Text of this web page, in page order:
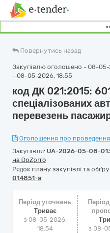
Повернутись назад
Закупівлю оголошено - 08-05-
- 08-05-2026, 18:55
код ДК 021:2015:
спеціалізованих
перевезень
Оголошення про
Закупівля: UA-2026-05-08-
на DoZorro
Рядок плану закупівлі та
014851-a
Період уточнень
Триває
з 08-05-2026,
18:54
з 08-